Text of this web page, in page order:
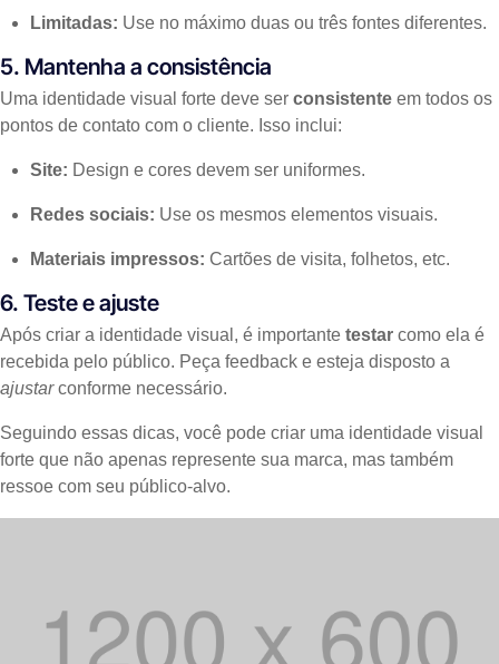
Limitadas: Use no máximo duas ou três fontes diferentes.
5. Mantenha a consistência
Uma identidade visual forte deve ser consistente em todos os
pontos de contato com o cliente. Isso inclui:
Site: Design e cores devem ser uniformes.
Redes sociais: Use os mesmos elementos visuais.
Materiais impressos: Cartões de visita, folhetos, etc.
6. Teste e ajuste
Após criar a identidade visual, é importante testar como ela é
recebida pelo público. Peça feedback e esteja disposto a
ajustarconforme necessário.
Seguindo essas dicas, você pode criar uma identidade visual
forte que não apenas represente sua marca, mas também
ressoe com seu público-alvo.